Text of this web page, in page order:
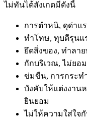
ไม่ทันได้สังเกตมีดังนี้
การตำหนิ, ดุด่าแ
ทำโทษ, ทุบตีรุนแ
ยึดสิ่งของ, ทำลา
กักบริเวณ, ไม่ยอ
ข่มขืน, การกระท
บังคับให้แต่งงาน
ยินยอม
ไม่ให้ความใส่ใจ